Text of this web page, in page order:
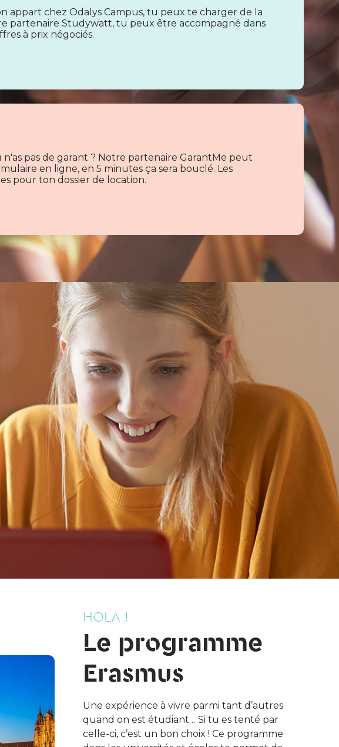
appart chez Odalys Campus, tu peux te charger de la
partenaire Studywatt, tu peux être accompagné dans
à prix négociés.
pas de garant ? Notre partenaire GarantMe peut
en ligne, en 5 minutes ça sera bouclé. Les
pour ton dossier de location.
HOLA !
Le programme
Erasmus
Une expérience à vivre parmi tant d’autres
quand on est étudiant… Si tu es tenté par
celle-ci, c’est un bon choix ! Ce programme